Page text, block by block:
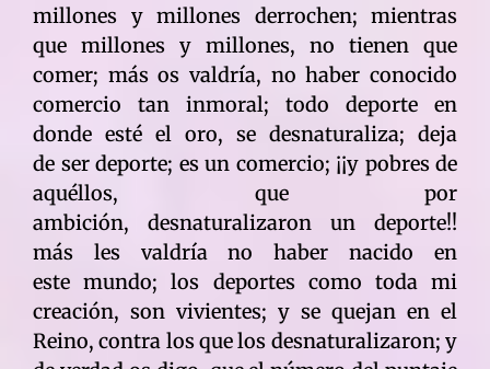
millones y millones derrochen; mientras
que millones y millones, no tienen que
comer; más os valdría, no haber conocido
comercio tan inmoral; todo deporte en
donde esté el oro, se desnaturaliza; deja
de ser deporte; es un comercio; ¡¡y pobres de
aquéllos, que por
ambición, desnaturalizaron un deporte!!
más les valdría no haber nacido en
este mundo; los deportes como toda mi
creación, son vivientes; y se quejan en el
Reino, contra los que los desnaturalizaron; y